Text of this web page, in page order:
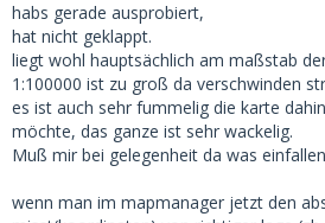
habs gerade ausprobiert,
hat nicht geklappt.
liegt wohl hauptsächlich am maßstab
1:100000 ist zu groß da verschwinden
es ist auch sehr fummelig die karte
möchte, das ganze ist sehr wackelig.
Muß mir bei gelegenheit da was
wenn man im mapmanager jetzt den